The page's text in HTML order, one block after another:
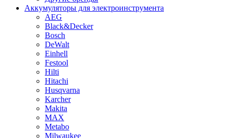
Аккумуляторы для электроинструмента
AEG
Black&Decker
Bosch
DeWalt
Einhell
Festool
Hilti
Hitachi
Husqvarna
Karcher
Makita
MAX
Metabo
Milwaukee